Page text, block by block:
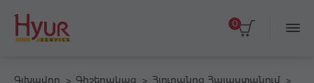
0
Գլխավոր Գիշերակաց
Հյուրանոց Հայաստանում